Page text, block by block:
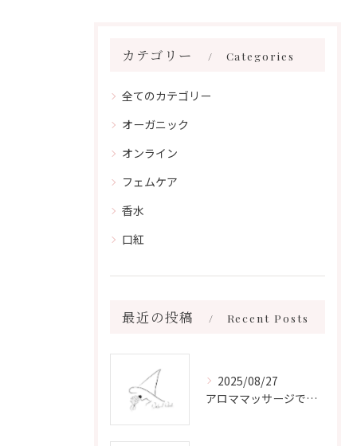
カテゴリー Categories
全てのカテゴリー
オーガニック
オンライン
フェムケア
香水
口紅
最近の投稿 Recent Posts
2025/08/27
アロママッサージで叶える心身リラックスと健康維持の新習慣ガイド